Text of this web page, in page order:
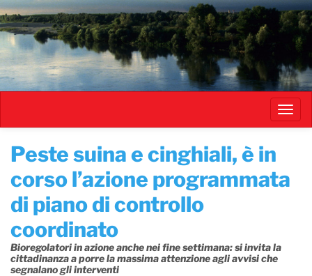
Salta
al
contenuto
principale
Peste suina e cinghiali, è in
corso l’azione programmata
di piano di controllo
coordinato
Bioregolatori in azione anche nei fine settimana: si invita la
cittadinanza a porre la massima attenzione agli avvisi che
segnalano gli interventi